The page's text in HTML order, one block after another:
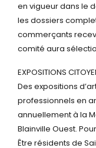
en vigueur dans le
les dossiers
commerçants
comité aura
EXPOSITIONS
Des expositions
professionnels en
annuellement à la
Blainville Ouest.
Être résidents de